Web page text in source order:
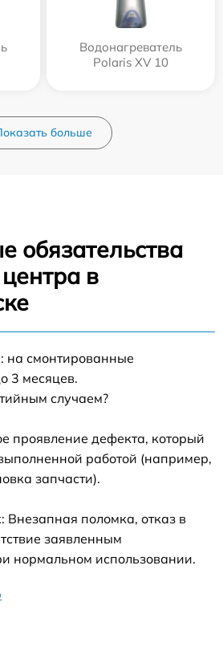
Водонагреватель
Polaris XV 10
больше
обязательства
в
на смонтированные
3 месяцев.
случаем?
проявление дефекта, который
работой (например,
запчасти).
поломка, отказ в
заявленным
нормальном использовании.